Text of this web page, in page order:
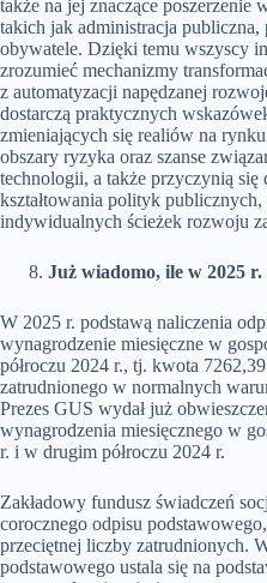
także na jej znaczące poszerzenie
takich jak administracja publiczna,
obywatele. Dzięki temu wszyscy
zrozumieć mechanizmy
z automatyzacji napędzanej
dostarczą praktycznych
zmieniających się realiów na
obszary ryzyka oraz szanse
technologii, a także przyczynią się
kształtowania polityk
indywidualnych ścieżek rozwoju
Już wiadomo, ile w 2025 r.
W 2025 r. podstawą naliczenia
wynagrodzenie miesięczne w
półroczu 2024 r., tj. kwota
zatrudnionego w normalnych
Prezes GUS wydał już
wynagrodzenia miesięcznego w
r. i w drugim półroczu 2024 r.
Zakładowy fundusz świadczeń
corocznego odpisu
przeciętnej liczby zatrudnionych.
podstawowego ustala się na